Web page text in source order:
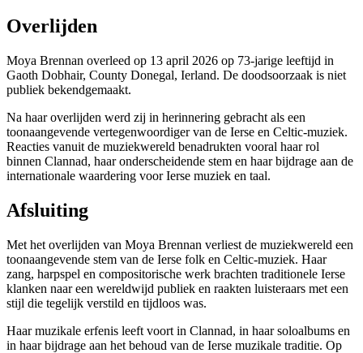
Overlijden
Moya Brennan overleed op 13 april 2026 op 73-jarige leeftijd in
Gaoth Dobhair, County Donegal, Ierland. De doodsoorzaak is niet
publiek bekendgemaakt.
Na haar overlijden werd zij in herinnering gebracht als een
toonaangevende vertegenwoordiger van de Ierse en Celtic-muziek.
Reacties vanuit de muziekwereld benadrukten vooral haar rol
binnen Clannad, haar onderscheidende stem en haar bijdrage aan de
internationale waardering voor Ierse muziek en taal.
Afsluiting
Met het overlijden van Moya Brennan verliest de muziekwereld een
toonaangevende stem van de Ierse folk en Celtic-muziek. Haar
zang, harpspel en compositorische werk brachten traditionele Ierse
klanken naar een wereldwijd publiek en raakten luisteraars met een
stijl die tegelijk verstild en tijdloos was.
Haar muzikale erfenis leeft voort in Clannad, in haar soloalbums en
in haar bijdrage aan het behoud van de Ierse muzikale traditie. Op